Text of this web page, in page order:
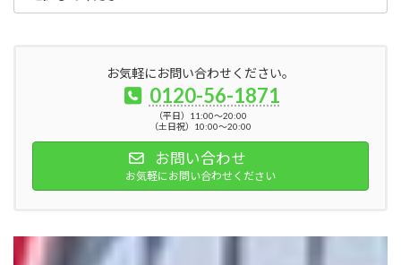
お気軽にお問い合わせください。
0120-56-1871
（平日）11:00～20:00
（土日祝）10:00～20:00
お問い合わせ
お気軽にお問い合わせください